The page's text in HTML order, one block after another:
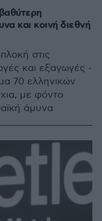
και κοινή διεθνή
στις
και εξαγωγές -
70 ελληνικών
με φόντο
άμυνα